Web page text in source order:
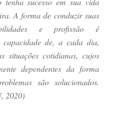
A forma de conduzir suas
e profissão é
de, a cada dia,
situações cotidianas, cujos
dependentes da forma
são solucionados.
2020)